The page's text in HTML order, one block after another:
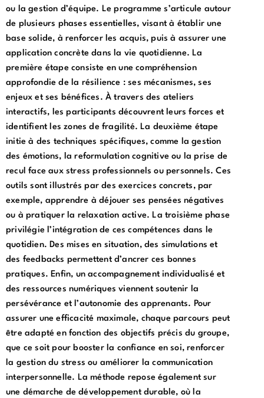
ou la gestion d’équipe. Le programme s’articule autour
de plusieurs phases essentielles, visant à établir une
base solide, à renforcer les acquis, puis à assurer une
application concrète dans la vie quotidienne. La
première étape consiste en une compréhension
approfondie de la résilience : ses mécanismes, ses
enjeux et ses bénéfices. À travers des ateliers
interactifs, les participants découvrent leurs forces et
identifient les zones de fragilité. La deuxième étape
initie à des techniques spécifiques, comme la gestion
des émotions, la reformulation cognitive ou la prise de
recul face aux stress professionnels ou personnels. Ces
outils sont illustrés par des exercices concrets, par
exemple, apprendre à déjouer ses pensées négatives
ou à pratiquer la relaxation active. La troisième phase
privilégie l’intégration de ces compétences dans le
quotidien. Des mises en situation, des simulations et
des feedbacks permettent d’ancrer ces bonnes
pratiques. Enfin, un accompagnement individualisé et
des ressources numériques viennent soutenir la
persévérance et l’autonomie des apprenants. Pour
assurer une efficacité maximale, chaque parcours peut
être adapté en fonction des objectifs précis du groupe,
que ce soit pour booster la confiance en soi, renforcer
la gestion du stress ou améliorer la communication
interpersonnelle. La méthode repose également sur
une démarche de développement durable, où la